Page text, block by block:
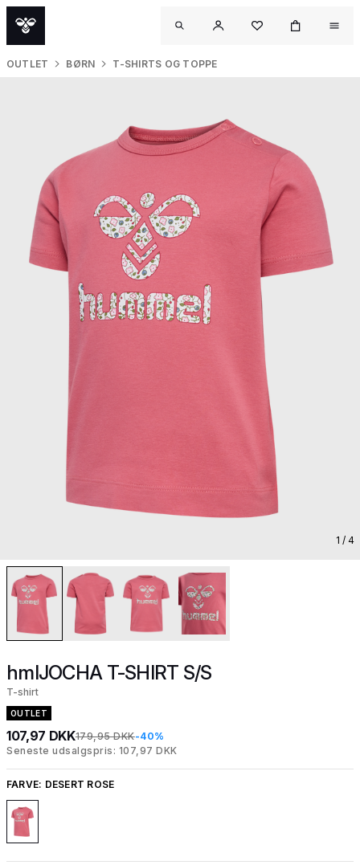
OUTLET BØRN T-SHIRTS OG TOPPE
1 / 4
hmlJOCHA T-SHIRT S/S
T-shirt
OUTLET
107,97 DKK179,95 DKK-40%
Seneste udsalgspris: 107,97 DKK
FARVE: DESERT ROSE